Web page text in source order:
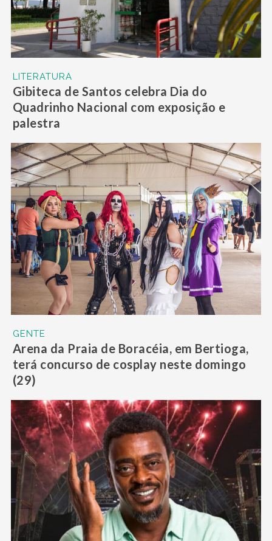
LITERATURA
Gibiteca de Santos celebra Dia do
Quadrinho Nacional com exposição e
palestra
GENTE
Arena da Praia de Boracéia, em Bertioga,
terá concurso de cosplay neste domingo
(29)